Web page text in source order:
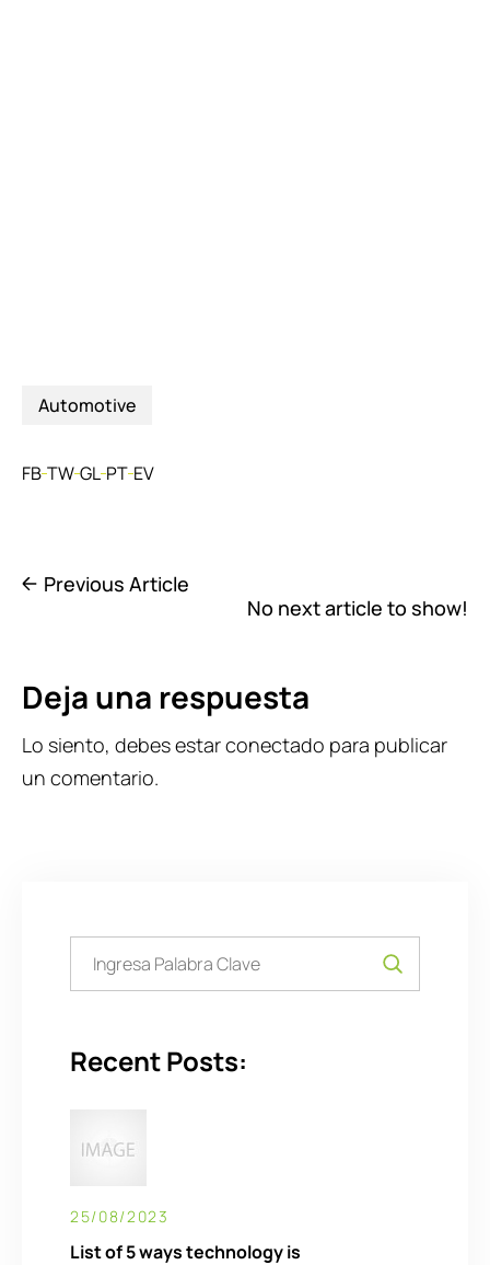
Automotive
FB TW GL PT EV
Previous Article
No next article to show!
Deja una respuesta
Lo siento, debes estarconectado para publicar
un comentario.
Recent Posts:
25/08/2023
List of 5 ways technology is